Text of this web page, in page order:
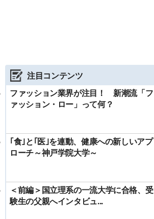
注目コンテンツ
ファッション業界が注目！ 新潮流「フ
ァッション・ロー」って何？
｢食｣と｢医｣を連動、健康への新しいアプ
ローチ～神戸学院大学～
＜前編＞国立理系の一流大学に合格、受
験生の父親へインタビュ...